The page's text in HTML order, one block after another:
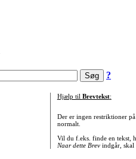
?
Hjælp til Brevtekst:
Der er ingen restriktioner
normalt.
Vil du f.eks. finde en tekst,
Naar dette Brevindgår, skal